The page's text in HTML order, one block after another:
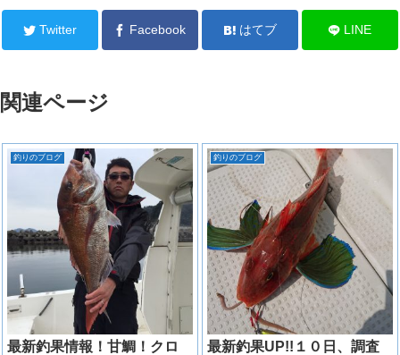
Twitter Facebook はてブ LINE
関連ページ
釣りのブログ
最新釣果情報！甘鯛！クロ
釣りのブログ
最新釣果UP!!１０日、調査